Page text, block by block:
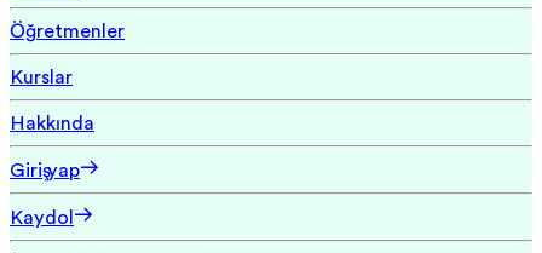
Öğretmenler
Kurslar
Hakkında
Giriş yap
Kaydol